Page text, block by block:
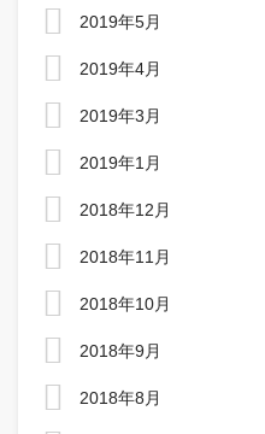
2019年5月
2019年4月
2019年3月
2019年1月
2018年12月
2018年11月
2018年10月
2018年9月
2018年8月